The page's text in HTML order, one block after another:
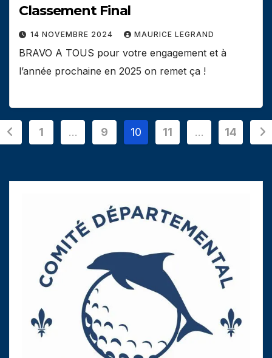
Classement Final
14 NOVEMBRE 2024 MAURICE LEGRAND
BRAVO A TOUS pour votre engagement et à
l’année prochaine en 2025 on remet ça !
1 … 9 10 11 … 14